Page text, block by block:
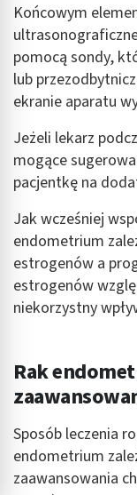
Końcowym
pomocą sondy,
lub
ekranie aparatu
Jeżeli lekarz
mogące
pacjentkę na
Jak wcześniej
endometrium
estrogenów a
estrogenów
niekorzystny
Rak
Sposób leczenia
endometrium
zaawansowania